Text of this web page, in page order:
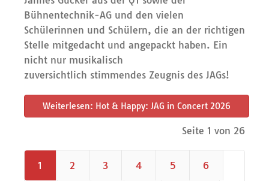
Bühnentechnik-AG und den vielen
Schülerinnen und Schülern, die an der richtigen
Stelle mitgedacht und angepackt haben. Ein
nicht nur musikalisch
zuversichtlich stimmendes Zeugnis des JAGs!
Weiterlesen: Hot & Happy: JAG in Concert 2026
Seite 1 von 26
1 2 3 4 5 6